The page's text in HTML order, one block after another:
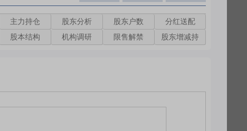
主力持仓 股东分析 股东户数
分红送配
股本结构 机构调研 限售解禁 股东增减持